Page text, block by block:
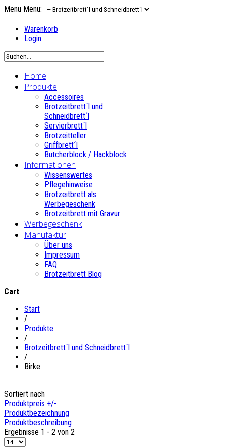
Menu Menu:
Warenkorb
Login
Home
Produkte
Accessoires
Brotzeitbrett´l und
Schneidbrett´l
Servierbrett´l
Brotzeitteller
Griffbrett´l
Butcherblock / Hackblock
Informationen
Wissenswertes
Pflegehinweise
Brotzeitbrett als
Werbegeschenk
Brotzeitbrett mit Gravur
Werbegeschenk
Manufaktur
Über uns
Impressum
FAQ
Brotzeitbrett Blog
Cart
Start
/
Produkte
/
Brotzeitbrett´l und Schneidbrett´l
/
Birke
Sortiert nach
Produktpreis +/-
Produktbezeichnung
Produktbeschreibung
Ergebnisse 1 - 2 von 2